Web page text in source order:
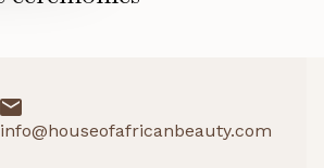
info@houseofafricanbeauty.com